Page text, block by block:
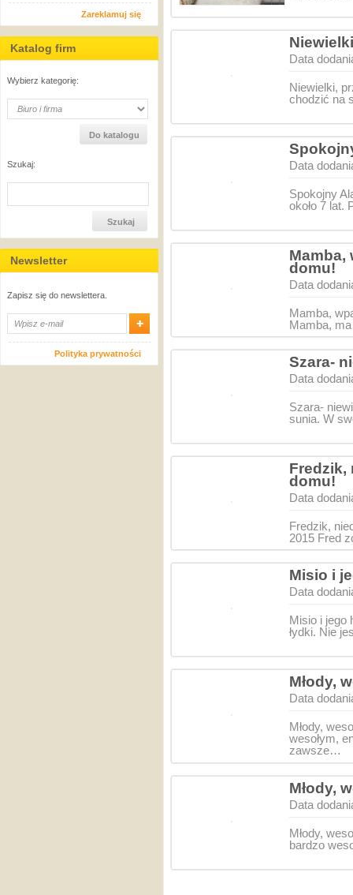
Zareklamuj się
Katalog firm
Wybierz kategorię:
Szukaj:
Newsletter
Zapisz się do newslettera.
Polityka prywatności
Data
Niewielki,
chodzić na
Data
Spokojny
około 7 lat.
Mamba,
domu!
Data
Mamba,
Mamba,
Szara-
Data
Szara-
sunia. W
Fredzik,
domu!
Data
Fredzik,
2015 Fred
Misio i
Data
Misio i jego
łydki. Nie
Młody,
Data
Młody,
wesołym,
zawsze…
Młody,
Data
Młody,
bardzo